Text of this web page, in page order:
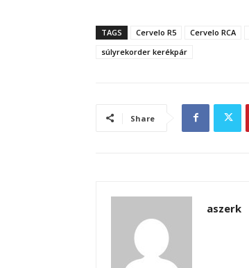
TAGS Cervelo R5 Cervelo RCA
súlyrekorder kerékpár
Share
aszerk